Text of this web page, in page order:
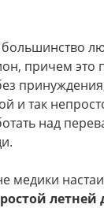
причем это
и так
над
медики
летней